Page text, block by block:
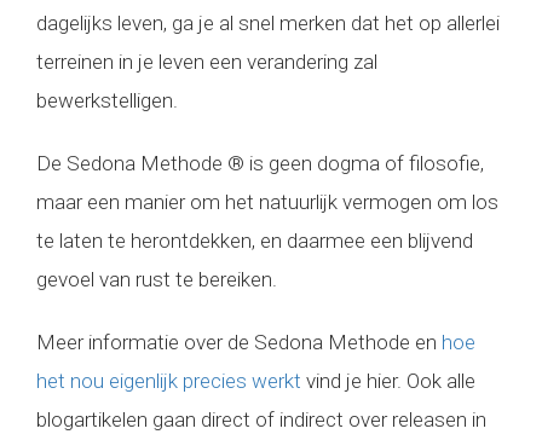
dagelijks leven, ga je al snel merken dat het op allerlei
terreinen in je leven een verandering zal
bewerkstelligen.
De Sedona Methode ® is geen dogma of filosofie,
maar een manier om het natuurlijk vermogen om los
te laten te herontdekken, en daarmee een blijvend
gevoel van rust te bereiken.
Meer informatie over de Sedona Methode en hoe
het nou eigenlijk precies werkt vind je hier. Ook alle
blogartikelen gaan direct of indirect over releasen in